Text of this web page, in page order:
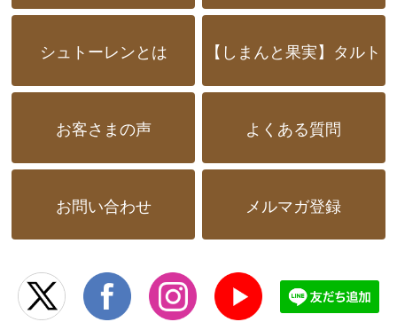
シュトーレンとは 【しまんと果実】タルト
お客さまの声 よくある質問
お問い合わせ メルマガ登録